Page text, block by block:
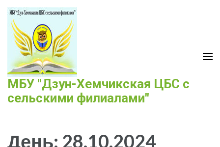
Перейти
содержимому
(нажмите
Enter)
МБУ "Дзун-Хемчикская ЦБС с
сельскими филиалами"
День: 28.10.2024